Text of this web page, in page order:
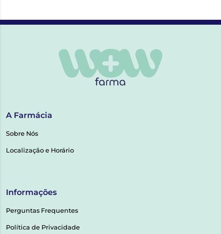
A Farmácia
Sobre Nós
Localização e Horário
Informações
Perguntas Frequentes
Política de Privacidade